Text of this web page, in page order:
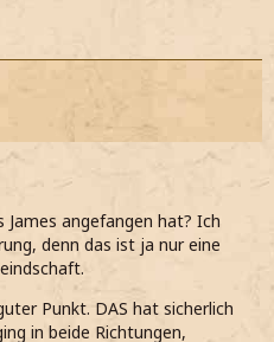
James angefangen hat? Ich
denn das ist ja nur eine
Punkt. DAS hat sicherlich
in beide Richtungen,